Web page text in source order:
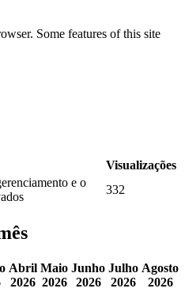
Some features of this site
Visualizações
e o
332
Abril
2026
Maio
2026
Junho
2026
Julho
2026
Agosto
2026